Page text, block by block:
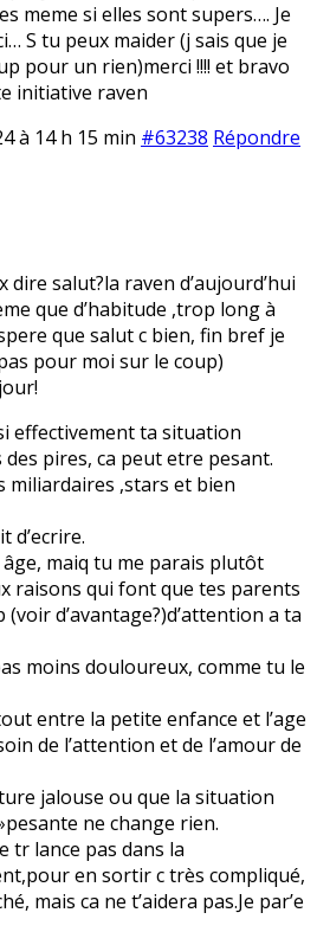
meme si elles sont supers…. Je
S tu peux maider (j sais que je
pour un rien)merci !!!! et bravo
initiative raven
à 14 h 15 min #63238 Répondre
dire salut?la raven d’aujourd’hui
que d’habitude ,trop long à
que salut c bien, fin bref je
pour moi sur le coup)
effectivement ta situation
des pires, ca peut etre pesant.
miliardaires ,stars et bien
d’ecrire.
âge, maiq tu me parais plutôt
raisons qui font que tes parents
d’avantage?)d’attention a ta
moins douloureux, comme tu le
entre la petite enfance et l’age
de l’attention et de l’amour de
jalouse ou que la situation
ne change rien.
tr lance pas dans la
en sortir c très compliqué,
mais ca ne t’aidera pas.Je par’e